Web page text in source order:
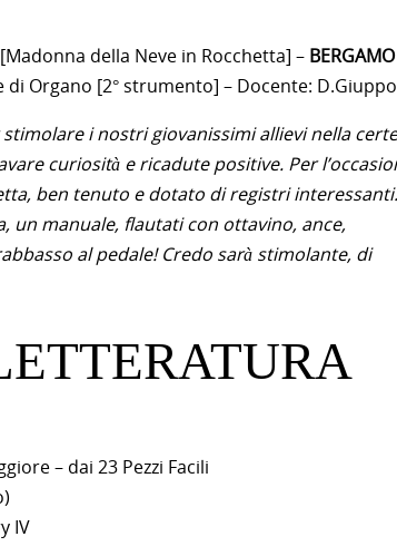
della Neve in Rocchetta] – BERGAMO
di Organo [2° strumento] – Docente:
i nostri giovanissimi allievi nella
curiosità e ricadute positive. Per
ben tenuto e dotato di registri interessanti.
un manuale, flautati con ottavino, ance,
al pedale! Credo sarà stimolante, di
– dai 23 Pezzi Facili
IV